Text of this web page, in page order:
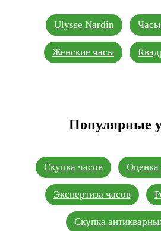
Ulysse Nardin
Женские часы
Популярные
Скупка часов Оценка
Экспертиза часов
Скупка